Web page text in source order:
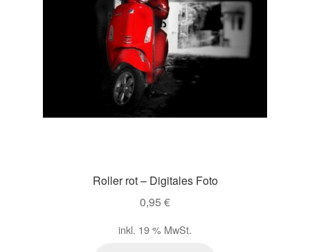
Richtlinie für Rückerstattungen und Rückgaben
Roller rot – Digitales Foto
0,95 €
inkl. 19 % MwSt.